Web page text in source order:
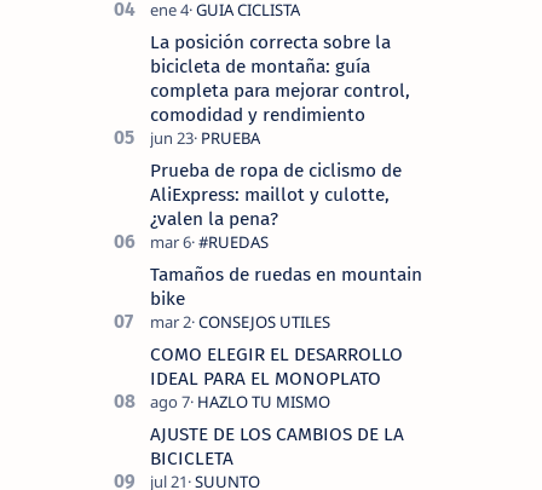
La posición correcta sobre la
bicicleta de montaña: guía
completa para mejorar control,
comodidad y rendimiento
Prueba de ropa de ciclismo de
AliExpress: maillot y culotte,
¿valen la pena?
Tamaños de ruedas en mountain
bike
COMO ELEGIR EL DESARROLLO
IDEAL PARA EL MONOPLATO
AJUSTE DE LOS CAMBIOS DE LA
BICICLETA